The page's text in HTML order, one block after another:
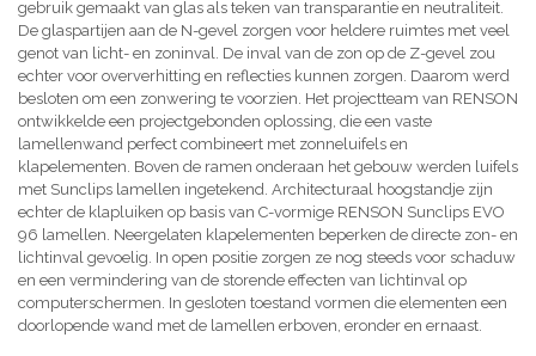
gebruik gemaakt van glas als teken van transparantie en neutraliteit.
De glaspartijen aan de N-gevel zorgen voor heldere ruimtes met veel
genot van licht- en zoninval. De inval van de zon op de Z-gevel zou
echter voor oververhitting en reflecties kunnen zorgen. Daarom werd
besloten om een zonwering te voorzien. Het projectteam van RENSON
ontwikkelde een projectgebonden oplossing, die een vaste
lamellenwand perfect combineert met zonneluifels en
klapelementen. Boven de ramen onderaan het gebouw werden luifels
met Sunclips lamellen ingetekend. Architecturaal hoogstandje zijn
echter de klapluiken op basis van C-vormige RENSON Sunclips EVO
96 lamellen. Neergelaten klapelementen beperken de directe zon- en
lichtinval gevoelig. In open positie zorgen ze nog steeds voor schaduw
en een vermindering van de storende effecten van lichtinval op
computerschermen. In gesloten toestand vormen die elementen een
doorlopende wand met de lamellen erboven, eronder en ernaast.